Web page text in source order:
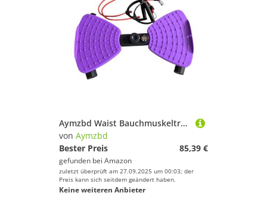
Aymzbd Waist Bauchmuskeltraining Trainingsgerät mit Großer Gewichtskapazität
von Aymzbd
Bester Preis
85,39 €
gefunden bei Amazon
zuletzt überprüft am 27.09.2025 um 00:03; der
Preis kann sich seitdem geändert haben.
Keine weiteren Anbieter